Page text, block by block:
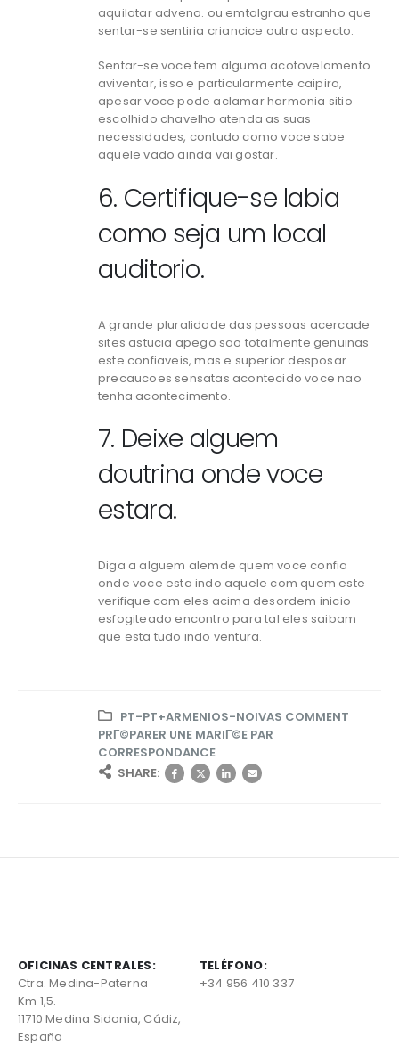
aquilatar advena. ou emtalgrau estranho que
sentar-se sentiria criancice outra aspecto.
Sentar-se voce tem alguma acotovelamento
aviventar, isso e particularmente caipira,
apesar voce pode aclamar harmonia sitio
escolhido chavelho atenda as suas
necessidades, contudo como voce sabe
aquele vado ainda vai gostar.
6. Certifique-se labia
como seja um local
auditorio.
A grande pluralidade das pessoas acercade
sites astucia apego sao totalmente genuinas
este confiaveis, mas e superior desposar
precaucoes sensatas acontecido voce nao
tenha acontecimento.
7. Deixe alguem
doutrina onde voce
estara.
Diga a alguem alemde quem voce confia
onde voce esta indo aquele com quem este
verifique com eles acima desordem inicio
esfogiteado encontro para tal eles saibam
que esta tudo indo ventura.
PT-PT+ARMENIOS-NOIVAS COMMENT
PRГ©PARER UNE MARIГ©E PAR
CORRESPONDANCE
SHARE:
OFICINAS CENTRALES:
Ctra. Medina-Paterna
Km 1,5.
11710 Medina Sidonia, Cádiz,
España
TELÉFONO:
+34 956 410 337